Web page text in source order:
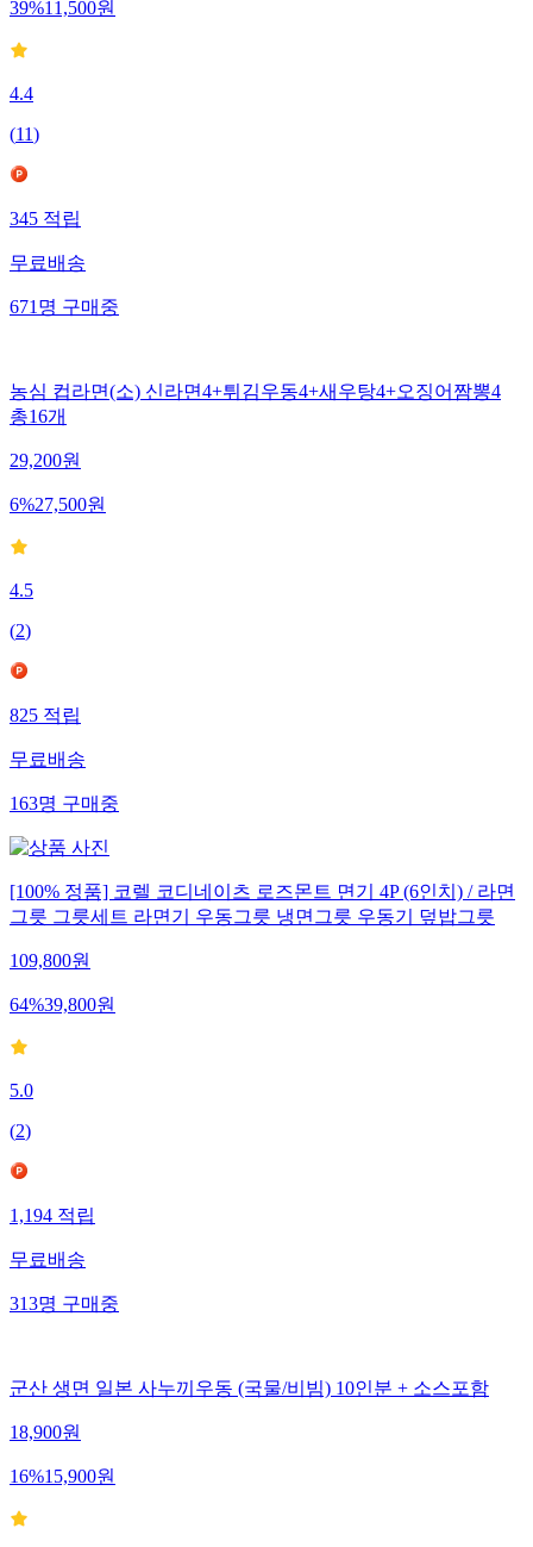
39%11,500원
4.4
(11)
345적립
무료배송
671명구매중
농심 컵라면(소) 신라면4+튀김우동4+새우탕4+오징어짬뽕4
총16개
29,200원
6%27,500원
4.5
(2)
825적립
무료배송
163명구매중
[100% 정품] 코렐 코디네이츠 로즈몬트 면기 4P (6인치) / 라면
그릇 그릇세트 라면기 우동그릇 냉면그릇 우동기 덮밥그릇
109,800원
64%39,800원
5.0
(2)
1,194적립
무료배송
313명구매중
군산 생면 일본 사누끼우동 (국물/비빔) 10인분 + 소스포함
18,900원
16%15,900원